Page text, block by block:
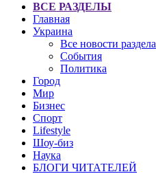
ВСЕ РАЗДЕЛЫ
Главная
Украина
Все новости раздела
События
Политика
Город
Мир
Бизнес
Спорт
Lifestyle
Шоу-биз
Наука
БЛОГИ ЧИТАТЕЛЕЙ